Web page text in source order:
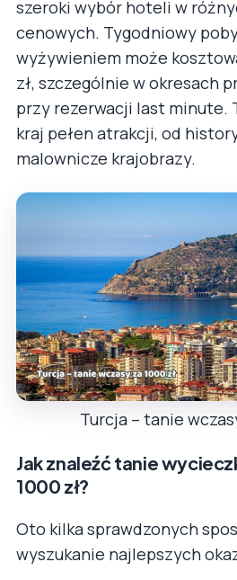
szeroki wybór hoteli w
cenowych. Tygodniowy
wyżywieniem może
zł, szczególnie w okresach
przy rezerwacji last minute.
kraj pełen atrakcji, od
malownicze krajobrazy.
Turcja – tanie
Jak znaleźć tanie
1000 zł?
Oto kilka sprawdzonych
wyszukanie najlepszych